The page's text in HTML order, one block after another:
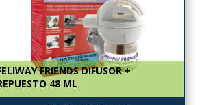
FRIENDS DIFUSOR +
48 ML